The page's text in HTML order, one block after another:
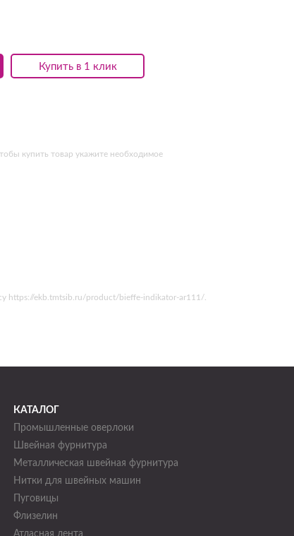
Купить в 1 клик
купить товар укажите необходимое
https://ekb.tmtsib.ru/product/bieffe-indikator-ar111/.
КАТАЛОГ
Промышленные оверлоки
Швейная фурнитура
Металлическая швейная фурнитура
Нитки для швейных машин
Пуговицы
Флизелин
Атласная лента